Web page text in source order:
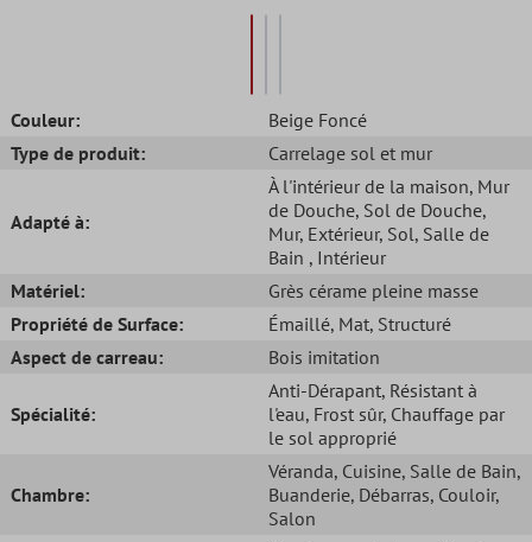
Couleur:
Beige Foncé
Type de produit:
Carrelage sol et mur
Adapté à:
À l'intérieur de la maison, Mur
de Douche, Sol de Douche,
Mur, Extérieur, Sol, Salle de
Bain , Intérieur
Matériel:
Grès cérame pleine masse
Propriété de Surface:
Émaillé, Mat, Structuré
Aspect de carreau:
Bois imitation
Spécialité:
Anti-Dérapant, Résistant à
l'eau, Frost sûr, Chauffage par
le sol approprié
Chambre:
Véranda, Cuisine, Salle de Bain,
Buanderie, Débarras, Couloir,
Salon